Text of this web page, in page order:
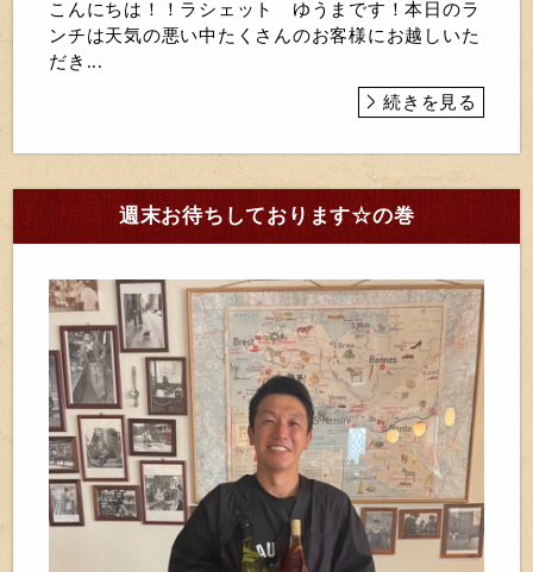
こんにちは！！ラシェット ゆうまです！本日のラ
ンチは天気の悪い中たくさんのお客様にお越しいた
だき...
続きを見る
週末お待ちしております☆の巻